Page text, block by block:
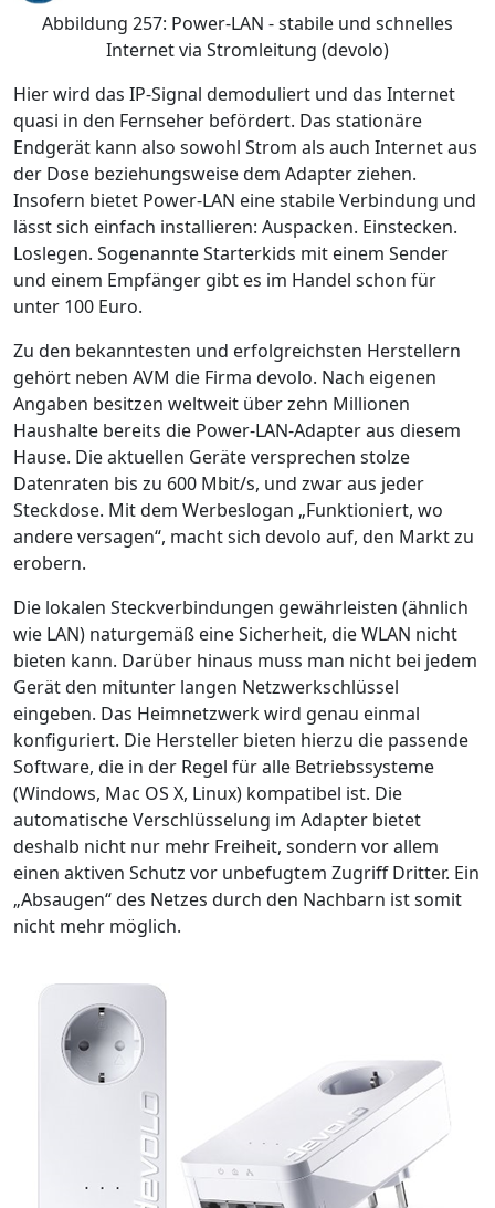
Abbildung 257: Power-LAN - stabile und schnelles
Internet via Stromleitung (devolo)
Hier wird das IP-Signal demoduliert und das Internet
quasi in den Fernseher befördert. Das stationäre
Endgerät kann also sowohl Strom als auch Internet aus
der Dose beziehungsweise dem Adapter ziehen.
Insofern bietet Power-LAN eine stabile Verbindung und
lässt sich einfach installieren: Auspacken. Einstecken.
Loslegen. Sogenannte Starterkids mit einem Sender
und einem Empfänger gibt es im Handel schon für
unter 100 Euro.
Zu den bekanntesten und erfolgreichsten Herstellern
gehört neben AVM die Firma devolo. Nach eigenen
Angaben besitzen weltweit über zehn Millionen
Haushalte bereits die Power-LAN-Adapter aus diesem
Hause. Die aktuellen Geräte versprechen stolze
Datenraten bis zu 600 Mbit/s, und zwar aus jeder
Steckdose. Mit dem Werbeslogan „Funktioniert, wo
andere versagen“, macht sich devolo auf, den Markt zu
erobern.
Die lokalen Steckverbindungen gewährleisten (ähnlich
wie LAN) naturgemäß eine Sicherheit, die WLAN nicht
bieten kann. Darüber hinaus muss man nicht bei jedem
Gerät den mitunter langen Netzwerkschlüssel
eingeben. Das Heimnetzwerk wird genau einmal
konfiguriert. Die Hersteller bieten hierzu die passende
Software, die in der Regel für alle Betriebssysteme
(Windows, Mac OS X, Linux) kompatibel ist. Die
automatische Verschlüsselung im Adapter bietet
deshalb nicht nur mehr Freiheit, sondern vor allem
einen aktiven Schutz vor unbefugtem Zugriff Dritter. Ein
„Absaugen“ des Netzes durch den Nachbarn ist somit
nicht mehr möglich.